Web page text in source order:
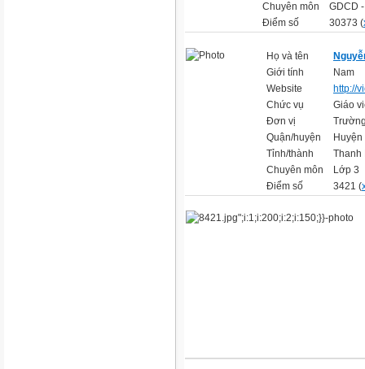
Chuyên môn
GDCD
Điểm số
30373 (
Họ và tên
Giới tính
Nam
Website
http://
Chức vụ
Giáo
Đơn vị
Quận/huyện
Huyện
Tỉnh/thành
Thanh
Chuyên môn
Lớp 3
Điểm số
3421 (